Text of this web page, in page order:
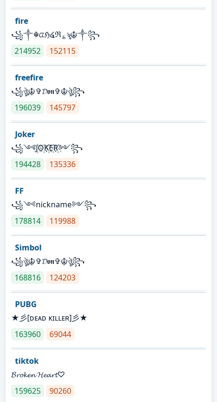
fire
꧁༒☬ᤂℌ໔ℜ؏ৡ☬༒꧂
214952
152115
freefire
꧁ঔৣ☬✞𝓓𝖔𝖓✞☬ঔৣ꧂
196039
145797
Joker
꧁༺J꙰O꙰K꙰E꙰R꙰༻꧂
194428
135336
FF
꧁༺nickname༻꧂
178814
119988
Simbol
꧁ঔৣ☬✞𝓓𝖔𝖓✞☬ঔৣ꧂
168816
124203
PUBG
★彡[ᴅᴇᴀᴅ ᴋɪʟʟᴇʀ]彡★
163960
69044
tiktok
𝓑𝓻𝓸𝓴𝓮𝓷 𝓗𝓮𝓪𝓻𝓽♡
159625
90260